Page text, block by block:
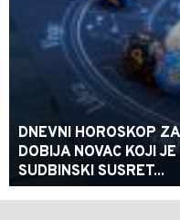
DNEVNI HOROSKOP
DOBIJA NOVAC KOJI
SUDBINSKI SUSRET...